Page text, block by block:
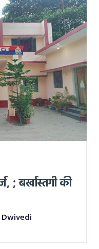
; बर्खास्तगी की